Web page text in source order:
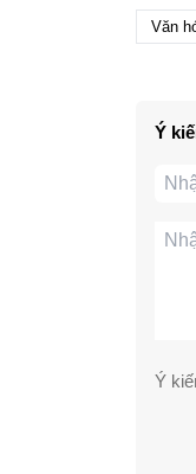
Văn
Ý
Ý